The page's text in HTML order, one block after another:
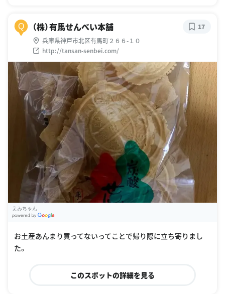
Q （株）有馬せんべい本舗
兵庫県神戸市北区有馬町２６６-１０
http://tansan-senbei.com/
17
えみちゃん
お土産あんまり買ってないってことで帰り際に立ち寄りまし
た。
このスポットの詳細を見る